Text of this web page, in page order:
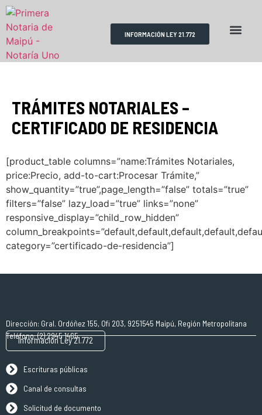
INFORMACIÓN LEY 21.772
TRÁMITES NOTARIALES –
CERTIFICADO DE RESIDENCIA
[product_table columns=”name:Trámites Notariales,
price:Precio, add-to-cart:Procesar Trámite,”
show_quantity=”true”,page_length=”false” totals=”true”
filters=”false” lazy_load=”true” links=”none”
responsive_display=”child_row_hidden”
category=”certificado-de-residencia”]
Dirección: Gral. Ordóñez 155, Ofi 203, 9251545 Maipú, Región Metropolitana
Teléfono: (2) 2945 1465
Información Ley 21.772
Escrituras públicas
Canal de consultas
Solicitud de documento